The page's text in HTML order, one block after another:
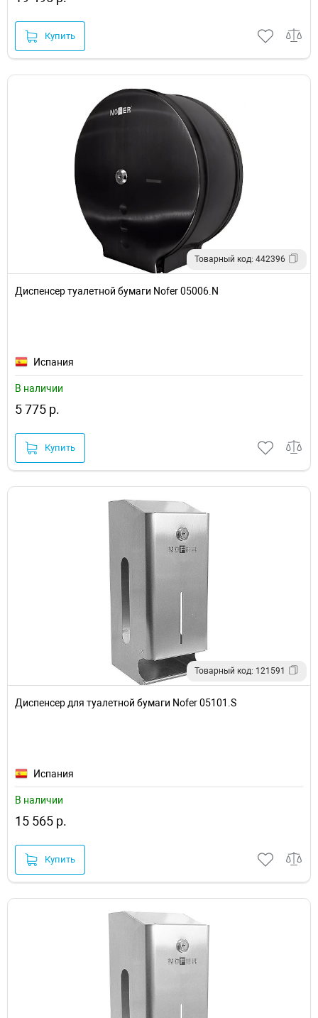
Купить
Товарный код: 442396
Диспенсер туалетной бумаги Nofer 05006.N
Испания
В наличии
5 775 р.
Купить
Товарный код: 121591
Диспенсер для туалетной бумаги Nofer 05101.S
Испания
В наличии
15 565 р.
Купить